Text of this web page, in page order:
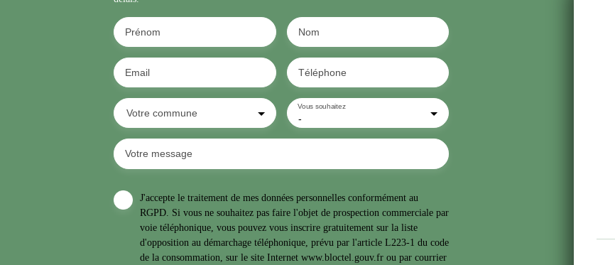
Prénom Nom
Email Téléphone
Votre commune -
Vous souhaitez
Votre message
J'accepte le traitement de mes données personnelles conformément au
RGPD. Si vous ne souhaitez pas faire l'objet de prospection commerciale par
voie téléphonique, vous pouvez vous inscrire gratuitement sur la liste
d'opposition au démarchage téléphonique, prévu par l'article L223-1 du code
de la consommation, sur le site Internet www.bloctel.gouv.fr ou par courrier